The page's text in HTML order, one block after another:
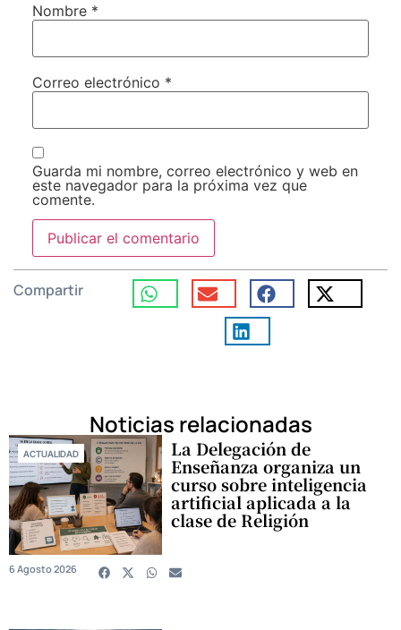
Nombre *
Correo electrónico *
Guarda mi nombre, correo electrónico y web en
este navegador para la próxima vez que
comente.
Compartir
Noticias relacionadas
ACTUALIDAD La Delegación de
Enseñanza organiza un
curso sobre inteligencia
artificial aplicada a la
clase de Religión
6 Agosto 2026